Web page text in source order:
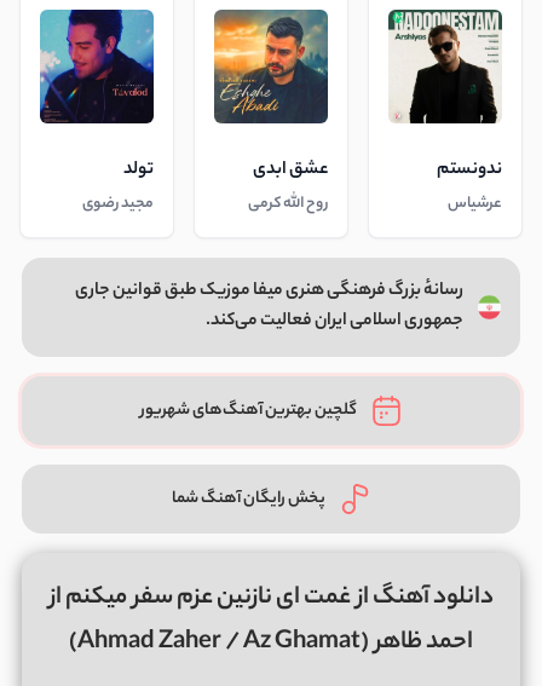
ندونستم
عرشیاس
عشق ابدی
روح الله کرمی
تولد
مجید رضوی
رسانهٔ بزرگ فرهنگی هنری میفا موزیک طبق قوانین جاری
جمهوری اسلامی ایران فعالیت می‌کند.
گلچین بهترین آهنگ‌های شهریور
پخش رایگان آهنگ شما
دانلود آهنگ از غمت ای نازنین عزم سفر میکنم از
احمد ظاهر (Ahmad Zaher / Az Ghamat)